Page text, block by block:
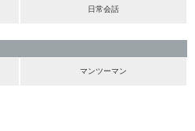
日常会話
マンツーマン